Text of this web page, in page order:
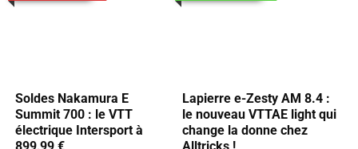
Soldes Nakamura E
Summit 700 : le VTT
électrique Intersport à
Lapierre e-Zesty AM 8.4 :
le nouveau VTTAE light qui
change la donne chez